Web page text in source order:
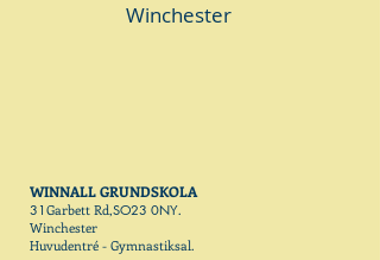
Winchester
WINNALL GRUNDSKOLA
31 Garbett Rd,SO23 0NY.
Winchester
Huvudentré - Gymnastiksal.